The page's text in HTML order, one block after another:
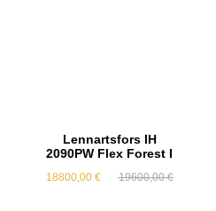
Lennartsfors IH
2090PW Flex Forest I
19600,00€Original
18800,00 €
Current